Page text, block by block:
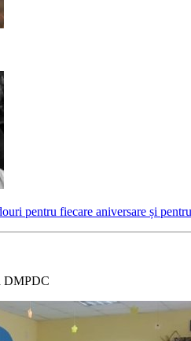
pentru fiecare aniversare și
DMPDC